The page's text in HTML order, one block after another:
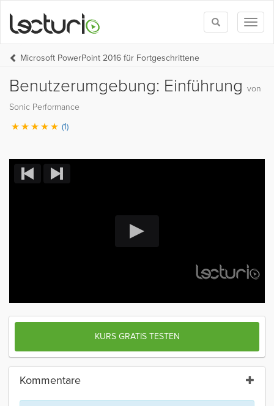
Toggle
search
Microsoft PowerPoint 2016 für Fortgeschrittene
Benutzerumgebung: Einführung von
Sonic Performance
(1)
KURS GRATIS TESTEN
Kommentare